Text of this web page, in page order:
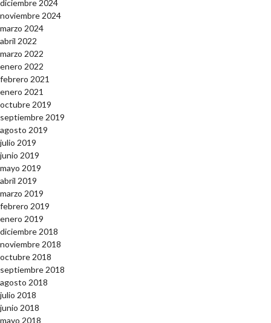
diciembre 2024
noviembre 2024
marzo 2024
abril 2022
marzo 2022
enero 2022
febrero 2021
enero 2021
octubre 2019
septiembre 2019
agosto 2019
julio 2019
junio 2019
mayo 2019
abril 2019
marzo 2019
febrero 2019
enero 2019
diciembre 2018
noviembre 2018
octubre 2018
septiembre 2018
agosto 2018
julio 2018
junio 2018
mayo 2018